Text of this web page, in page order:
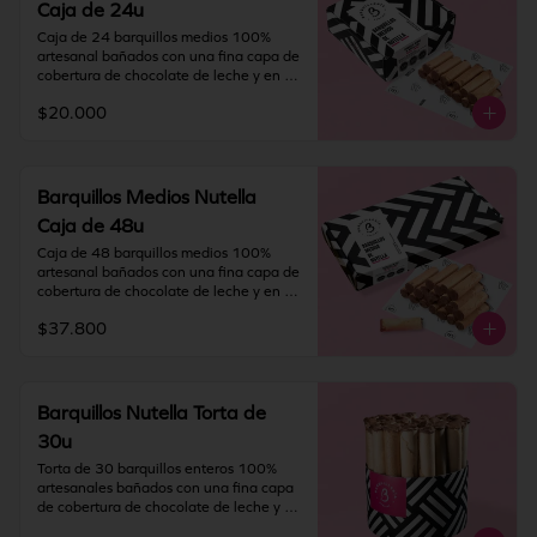
fresco y seco (20º) y 65% humedad.
IMPORTANTE: Nuestros barquillos
tienen una duración de 60 días desde la
tienes una solicitud especial deja toda la
Caja de 24u
Caja de 24 barquillos medios 100%
artesanal bañados con una fina capa de
cobertura de chocolate de leche y en su
Recomendación: Mantener en un lugar
fresco y seco (20º) y 65% humedad.
IMPORTANTE: Nuestros barquillos
tienen una duración de 60 días desde la
fecha de elaboración. Si vas a viajar o
información en "Indicaciones
$20.000
Barquillos Medios Nutella
Caja de 48u
Caja de 48 barquillos medios 100%
artesanal bañados con una fina capa de
cobertura de chocolate de leche y en su
Recomendación: Mantener en un lugar
fresco y seco (20º) y 65% humedad.
IMPORTANTE: Nuestros barquillos
tienen una duración de 60 días desde la
fecha de elaboración. Si vas a viajar o
$37.800
Barquillos Nutella Torta de
30u
Torta de 30 barquillos enteros 100%
artesanales bañados con una fina capa
de cobertura de chocolate de leche y en